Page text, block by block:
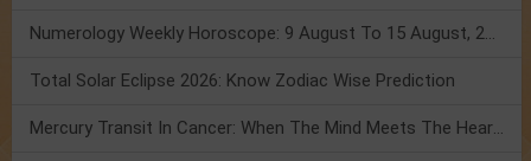
Numerology Weekly Horoscope: 9 August To 15 August, 2026
Total Solar Eclipse 2026: Know Zodiac Wise Prediction
Mercury Transit In Cancer: When The Mind Meets The Heart!